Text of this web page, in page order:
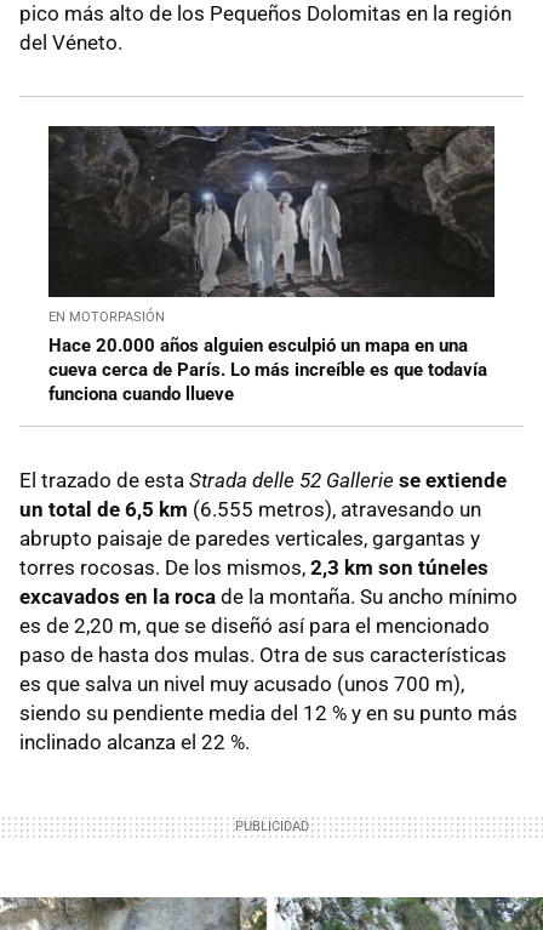
pico más alto de los Pequeños Dolomitas en la región
del Véneto.
EN MOTORPASIÓN
Hace 20.000 años alguien esculpió un mapa en una
cueva cerca de París. Lo más increíble es que todavía
funciona cuando llueve
El trazado de esta Strada delle 52 Gallerie se extiende
un total de 6,5 km (6.555 metros), atravesando un
abrupto paisaje de paredes verticales, gargantas y
torres rocosas. De los mismos, 2,3 km son túneles
excavados en la roca de la montaña. Su ancho mínimo
es de 2,20 m, que se diseñó así para el mencionado
paso de hasta dos mulas. Otra de sus características
es que salva un nivel muy acusado (unos 700 m),
siendo su pendiente media del 12 % y en su punto más
inclinado alcanza el 22 %.